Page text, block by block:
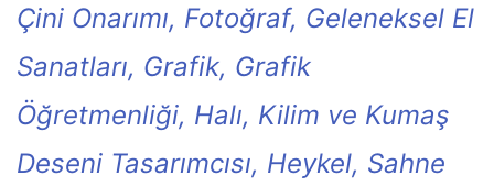
Çini Onarımı, Fotoğraf, Geleneksel El
Sanatları, Grafik, Grafik
Öğretmenliği, Halı, Kilim ve Kumaş
Deseni Tasarımcısı, Heykel, Sahne